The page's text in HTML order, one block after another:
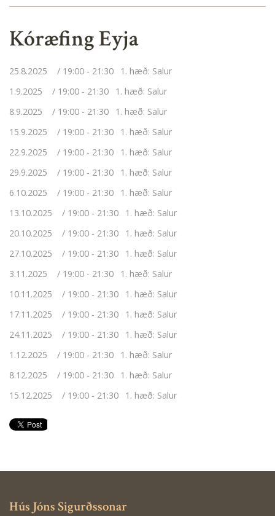
Kóræfing Eyja
25.8.2025 19:00 - 21:30
1. hæð: Salur
1.9.2025
19:00 - 21:30
1. hæð: Salur
8.9.2025
19:00 - 21:30
1. hæð: Salur
15.9.2025
19:00 - 21:30
1. hæð: Salur
22.9.2025
19:00 - 21:30
1. hæð: Salur
29.9.2025
19:00 - 21:30
1. hæð: Salur
6.10.2025
19:00 - 21:30
1. hæð: Salur
13.10.2025
19:00 - 21:30
1. hæð: Salur
20.10.2025
19:00 - 21:30
1. hæð: Salur
27.10.2025
19:00 - 21:30
1. hæð: Salur
3.11.2025
19:00 - 21:30
1. hæð: Salur
10.11.2025
19:00 - 21:30
1. hæð: Salur
17.11.2025
19:00 - 21:30
1. hæð: Salur
24.11.2025
19:00 - 21:30
1. hæð: Salur
1.12.2025
19:00 - 21:30
1. hæð: Salur
8.12.2025
19:00 - 21:30
1. hæð: Salur
15.12.2025
19:00 - 21:30 1. hæð: Salur
Hús Jóns Sigurðssonar